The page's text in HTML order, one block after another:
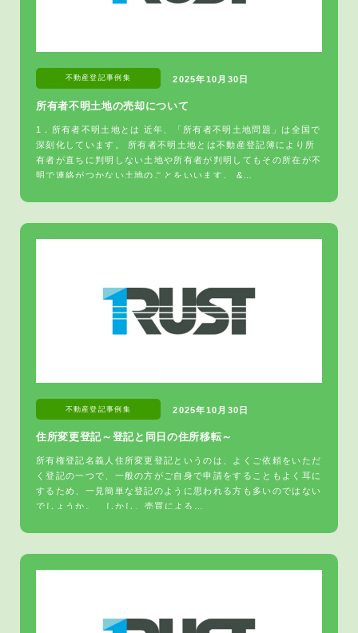
所有者不明土地の売却について
不動産登記事例集 2025年10月30日
1．所有者不明土地とは 近年、「所有者不明土地問題」は全国で
深刻化しています。 所有者不明土地とは不動産登記簿により所
有者が直ちに判明しない土地や所有者が判明してもその所在が不
明で連絡がつかない土地のことをいいます。 &…
住所変更登記～登記と同日の住所移転～
不動産登記事例集 2025年10月30日
所有権登記名義人住所変更登記というのは、よくご依頼をいただ
く登記の一つで、一般の方がご自身で申請をすることもよく耳に
するため、一見簡単な登記のように思われる方も多いのではない
でしょうか。 しかし、売買による…